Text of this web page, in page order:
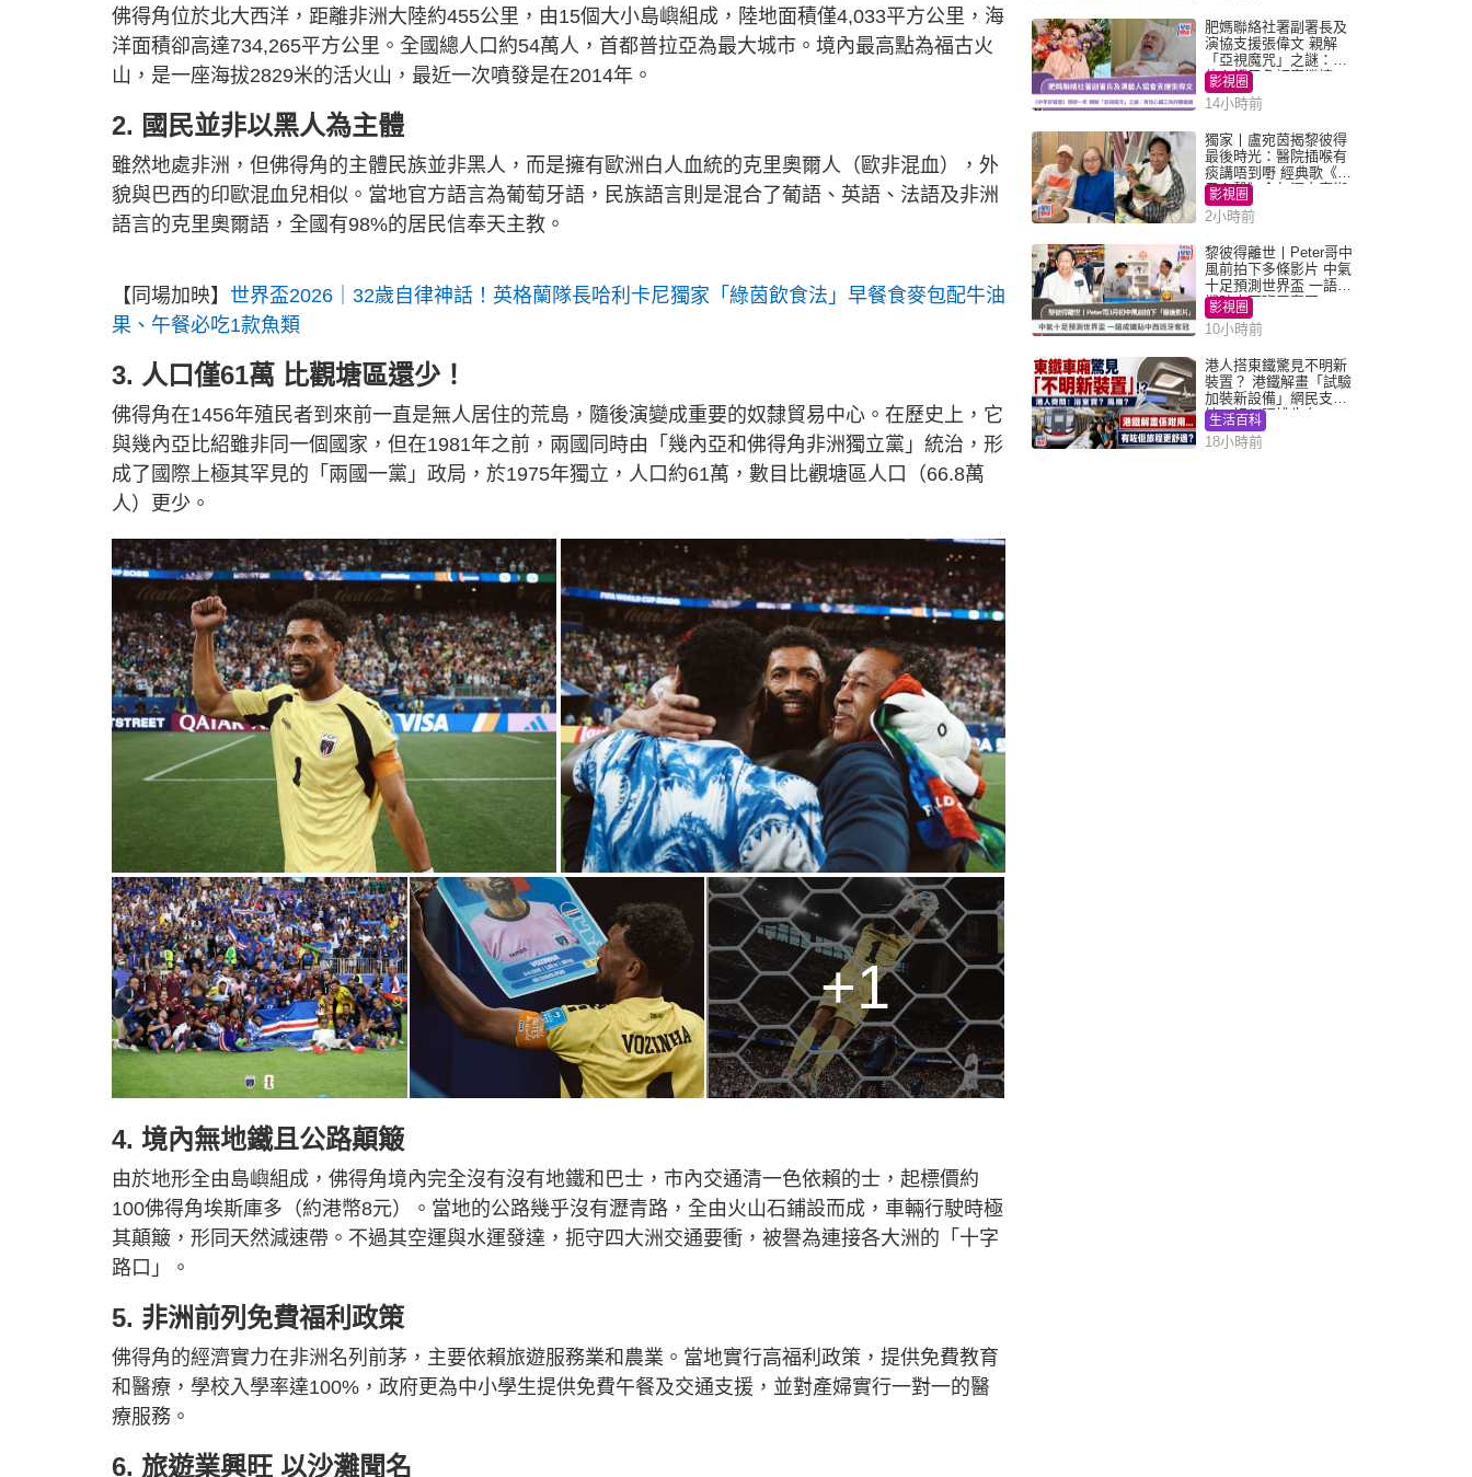
佛得角位於北大西洋，距離非洲大陸約455公里，由15個大小島嶼組成，陸地面積僅4,033平方公里，海
洋面積卻高達734,265平方公里。全國總人口約54萬人，首都普拉亞為最大城市。境內最高點為福古火
山，是一座海拔2829米的活火山，最近一次噴發是在2014年。
2. 國民並非以黑人為主體
雖然地處非洲，但佛得角的主體民族並非黑人，而是擁有歐洲白人血統的克里奧爾人（歐非混血），外
貌與巴西的印歐混血兒相似。當地官方語言為葡萄牙語，民族語言則是混合了葡語、英語、法語及非洲
語言的克里奧爾語，全國有98%的居民信奉天主教。
【同場加映】 世界盃2026｜32歲自律神話！英格蘭隊長哈利卡尼獨家「綠茵飲食法」早餐食麥包配牛油
果、午餐必吃1款魚類
3. 人口僅61萬 比觀塘區還少！
佛得角在1456年殖民者到來前一直是無人居住的荒島，隨後演變成重要的奴隸貿易中心。在歷史上，它
與幾內亞比紹雖非同一個國家，但在1981年之前，兩國同時由「幾內亞和佛得角非洲獨立黨」統治，形
成了國際上極其罕見的「兩國一黨」政局，於1975年獨立，人口約61萬，數目比觀塘區人口（66.8萬
人）更少。
+1
4. 境內無地鐵且公路顛簸
由於地形全由島嶼組成，佛得角境內完全沒有沒有地鐵和巴士，市內交通清一色依賴的士，起標價約
100佛得角埃斯庫多（約港幣8元）。當地的公路幾乎沒有瀝青路，全由火山石鋪設而成，車輛行駛時極
其顛簸，形同天然減速帶。不過其空運與水運發達，扼守四大洲交通要衝，被譽為連接各大洲的「十字
路口」。
5. 非洲前列免費福利政策
佛得角的經濟實力在非洲名列前茅，主要依賴旅遊服務業和農業。當地實行高福利政策，提供免費教育
和醫療，學校入學率達100%，政府更為中小學生提供免費午餐及交通支援，並對產婦實行一對一的醫
療服務。
6. 旅遊業興旺 以沙灘聞名
肥媽聯絡社署副署長及
演協支援張偉文 親解
「亞視魔咒」之謎：有
信心鐵三角評審繼續
影視圈
14小時前
獨家丨盧宛茵揭黎彼得
最後時光：醫院插喉有
痰講唔到嘢 經典歌《浪
子心聲》金句源自廟街
睇相佬
影視圈
2小時前
黎彼得離世丨Peter哥中
風前拍下多條影片 中氣
十足預測世界盃 一語成
讖貼中西班牙奪冠
影視圈
10小時前
港人搭東鐵驚見不明新
裝置？ 港鐵解畫「試驗
加裝新設備」網民支
持：好似呢排先有
生活百科
18小時前